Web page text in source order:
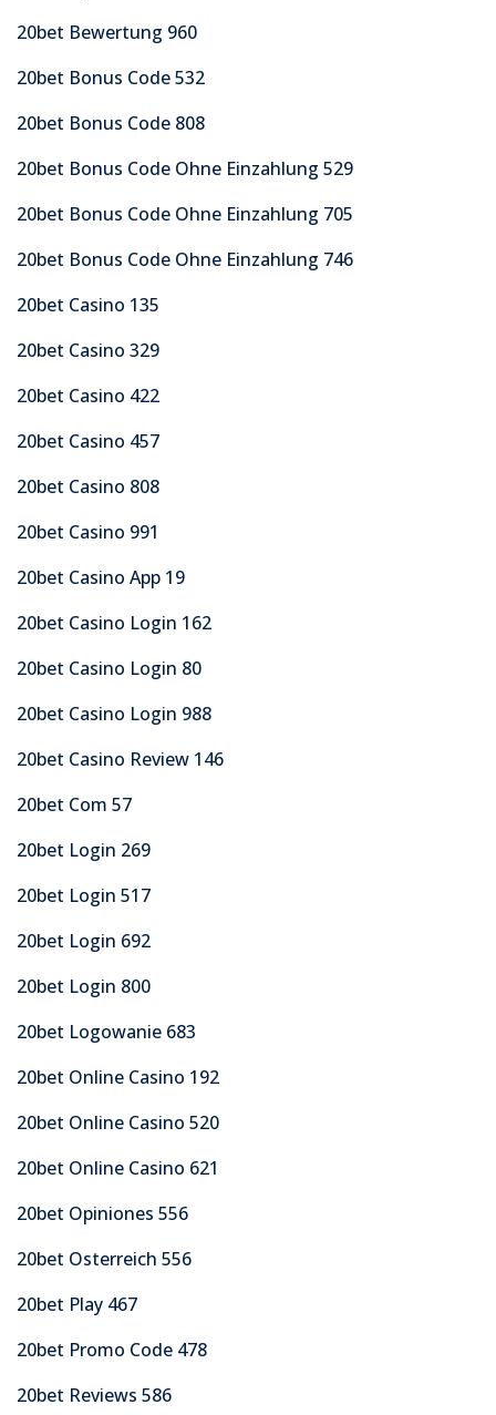
20bet Bewertung 960
20bet Bonus Code 532
20bet Bonus Code 808
20bet Bonus Code Ohne Einzahlung 529
20bet Bonus Code Ohne Einzahlung 705
20bet Bonus Code Ohne Einzahlung 746
20bet Casino 135
20bet Casino 329
20bet Casino 422
20bet Casino 457
20bet Casino 808
20bet Casino 991
20bet Casino App 19
20bet Casino Login 162
20bet Casino Login 80
20bet Casino Login 988
20bet Casino Review 146
20bet Com 57
20bet Login 269
20bet Login 517
20bet Login 692
20bet Login 800
20bet Logowanie 683
20bet Online Casino 192
20bet Online Casino 520
20bet Online Casino 621
20bet Opiniones 556
20bet Osterreich 556
20bet Play 467
20bet Promo Code 478
20bet Reviews 586